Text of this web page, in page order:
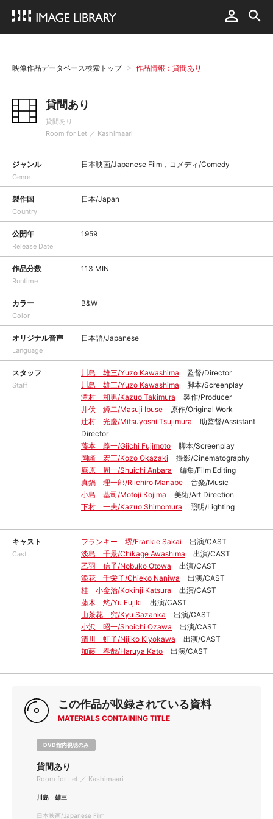
映像作品データベース検索トップ 作品情報：貸間あり
貸間あり
貸間あり
Room for Let ／ Kashimaari
ジャンル
Genre
日本映画/Japanese Film，コメディ/Comedy
製作国
Country
日本/Japan
公開年
Release Date
1959
作品分数
Runtime
113 MIN
カラー
Color
B&W
オリジナル音声
Language
日本語/Japanese
スタッフ
Staff
川島 雄三/Yuzo Kawashima
監督/Director
川島 雄三/Yuzo Kawashima
脚本/Screenplay
滝村 和男/Kazuo Takimura
製作/Producer
井伏 鱒二/Masuji Ibuse
原作/Original Work
辻村 光慶/Mitsuyoshi Tsujimura
助監督/Assistant
Director
藤本 義一/Giichi Fujimoto
脚本/Screenplay
岡崎 宏三/Kozo Okazaki
撮影/Cinematography
庵原 周一/Shuichi Anbara
編集/Film Editing
真鍋 理一郎/Riichiro Manabe
音楽/Music
小島 基司/Motoji Kojima
美術/Art Direction
下村 一夫/Kazuo Shimomura
照明/Lighting
キャスト
Cast
フランキー 堺/Frankie Sakai
出演/CAST
淡島 千景/Chikage Awashima
出演/CAST
乙羽 信子/Nobuko Otowa
出演/CAST
浪花 千栄子/Chieko Naniwa
出演/CAST
桂 小金治/Kokinji Katsura
出演/CAST
藤木 悠/Yu Fujiki
出演/CAST
山茶花 究/Kyu Sazanka
出演/CAST
小沢 昭一/Shoichi Ozawa
出演/CAST
清川 虹子/Nijiko Kiyokawa
出演/CAST
加藤 春哉/Haruya Kato
出演/CAST
この作品が収録されている資料
MATERIALS CONTAINING TITLE
DVD館内視聴のみ
貸間あり
Room for Let ／ Kashimaari
川島 雄三
日本映画/Japanese Film